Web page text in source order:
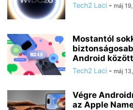
Tech2 Laci - máj
Mostantól
Android
Tech2 Laci - máj
Végre
az Apple